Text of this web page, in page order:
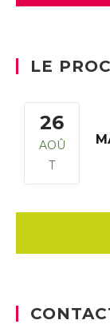
LE
26
AOÛ
T